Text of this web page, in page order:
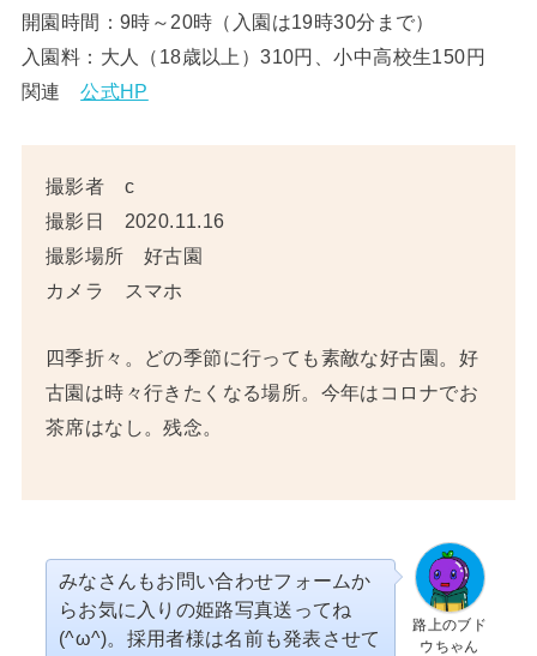
開園時間：9時～20時（入園は19時30分まで）
入園料：大人（18歳以上）310円、小中高校生150円
関連公式HP
撮影者 c
撮影日 2020.11.16
撮影場所 好古園
カメラ スマホ
四季折々。どの季節に行っても素敵な好古園。好
古園は時々行きたくなる場所。今年はコロナでお
茶席はなし。残念。
路上のブド
ウちゃん
みなさんもお問い合わせフォームか
らお気に入りの姫路写真送ってね
(^ω^)。採用者様は名前も発表させて